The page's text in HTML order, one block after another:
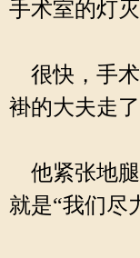
手术室的灯灭
很快，手术
褂的大夫走了
他紧张地腿
就是“我们尽